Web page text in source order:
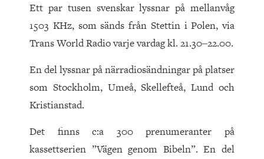
Ett par tusen svenskar lyssnar på mellanvåg
1503 KHz, som sänds från Stettin i Polen, via
Trans World Radio varje vardag kl. 21.30‒22.00.
En del lyssnar på närradiosändningar på platser
som Stockholm, Umeå, Skellefteå, Lund och
Kristianstad.
Det finns c:a 300 prenumeranter på
kassettserien ”Vägen genom Bibeln”. En del